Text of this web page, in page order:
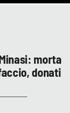
morta
donati